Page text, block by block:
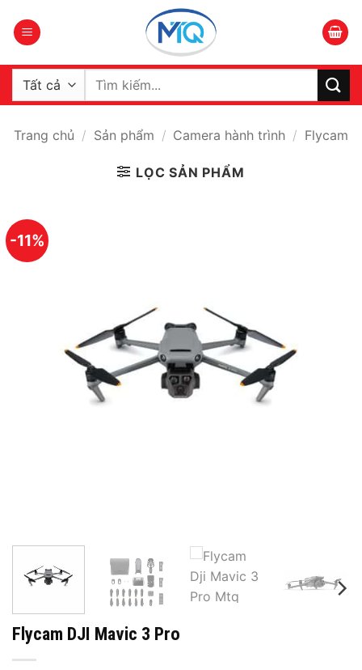
qua
dung
Tìm
Trang chủ / Sản phẩm / Camera hành trình / Flycam
LỌC SẢN PHẨM
-11%
Flycam DJI Mavic 3 Pro